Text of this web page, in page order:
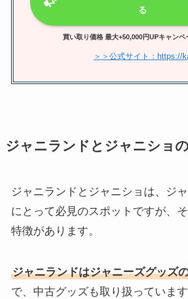
キスマイのメ
いない
る
買い取り価格 最大+50,000円UPキャンペ
＞＞公式サイト：https://
ジャニランドとジャニショ
ジャニランドとジャニショは、ジ
にとって必見のスポットですが、
特徴があります。
ジャニランドはジャニーズグッズ
で、中古グッズも取り扱っています